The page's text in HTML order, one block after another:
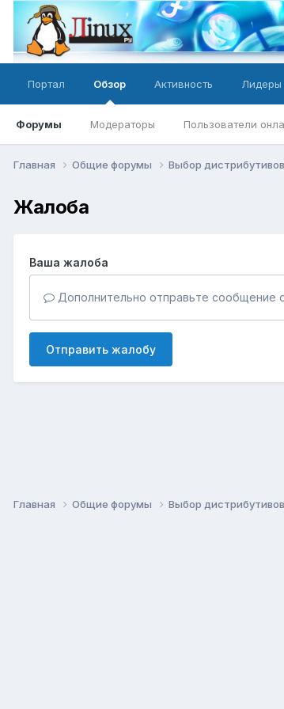
Портал Обзор
Форумы Модераторы Пользователи
Активность Лидеры
Главная Общие форумы Выбор дистрибутивов
Жалоба
Ваша жалоба
Дополнительно отправьте сообщение
Отправить жалобу
Главная Общие форумы Выбор дистрибутивов